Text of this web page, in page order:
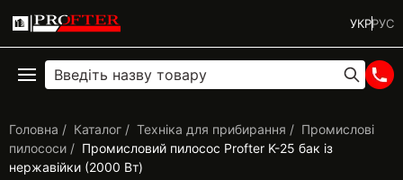
УКРРУС
Головна Каталог Техніка для прибирання
Промислові
пилососи
Промисловий пилосос Profter K-25 бак із
нержавійки (2000 Вт)